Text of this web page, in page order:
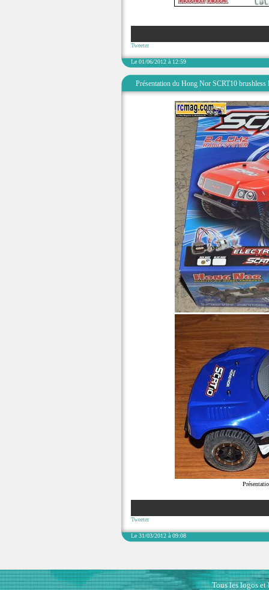
Tweeter
Le 01/06/2012 à 12:59
Présentation du Hong Nor SCRT10 brushless
Tweeter
Le 31/03/2012 à 09:08
Tous les logos et